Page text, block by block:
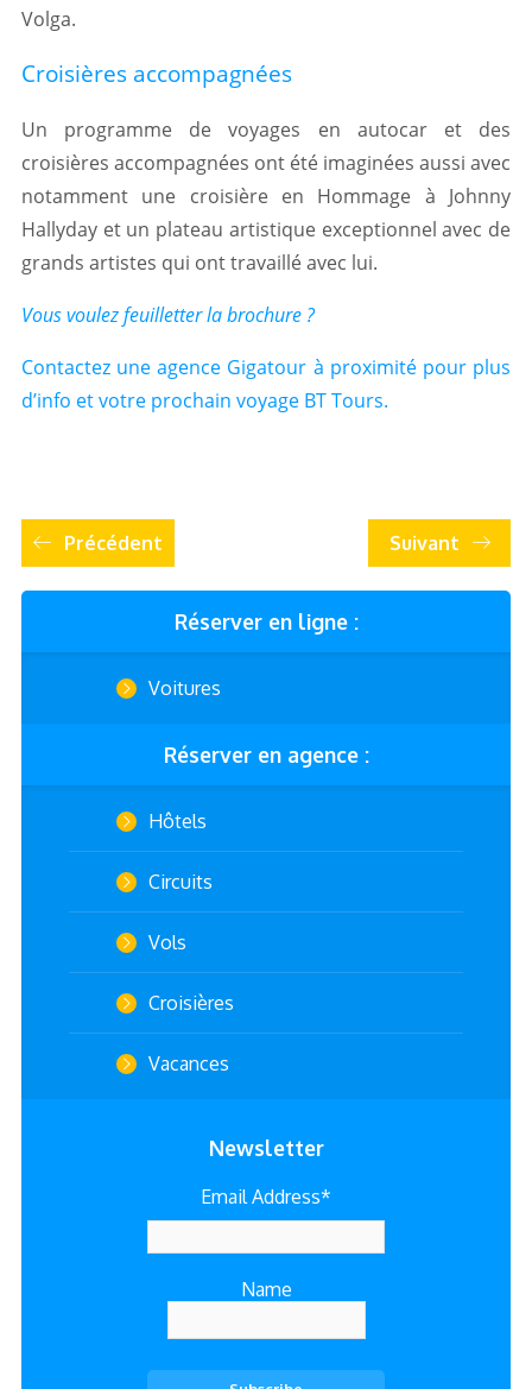
Réserver en ligne :
Voitures
Réserver en agence :
Hôtels
Circuits
Vols
Croisières
Vacances
Newsletter
Email Address*
Name
Volga.
Croisières accompagnées
Un programme de voyages en autocar et des
croisières accompagnées ont été imaginées aussi avec
notamment une croisière en Hommage à Johnny
Hallyday et un plateau artistique exceptionnel avec de
grands artistes qui ont travaillé avec lui.
Vous voulez feuilletter la brochure ?
Contactez une agence Gigatour à proximité pour plus
d’info et votre prochain voyage BT Tours.
Précédent Suivant